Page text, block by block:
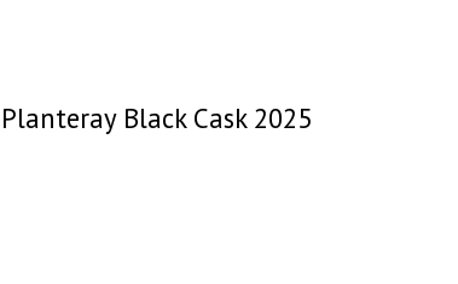
Planteray Black Cask 2025